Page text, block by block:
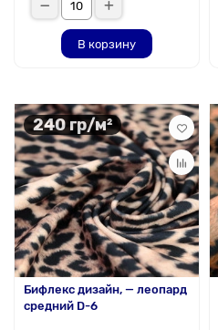
В корзину
240 гр/м²
Бифлекс дизайн, — леопард
средний D-6